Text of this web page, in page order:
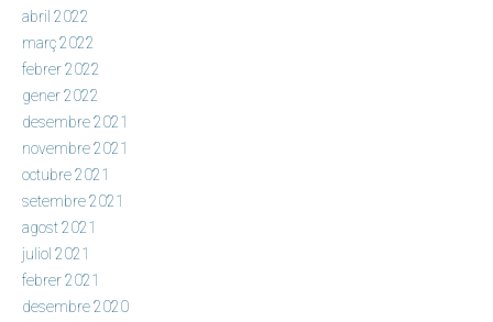
abril 2022
març 2022
febrer 2022
gener 2022
desembre 2021
novembre 2021
octubre 2021
setembre 2021
agost 2021
juliol 2021
febrer 2021
desembre 2020